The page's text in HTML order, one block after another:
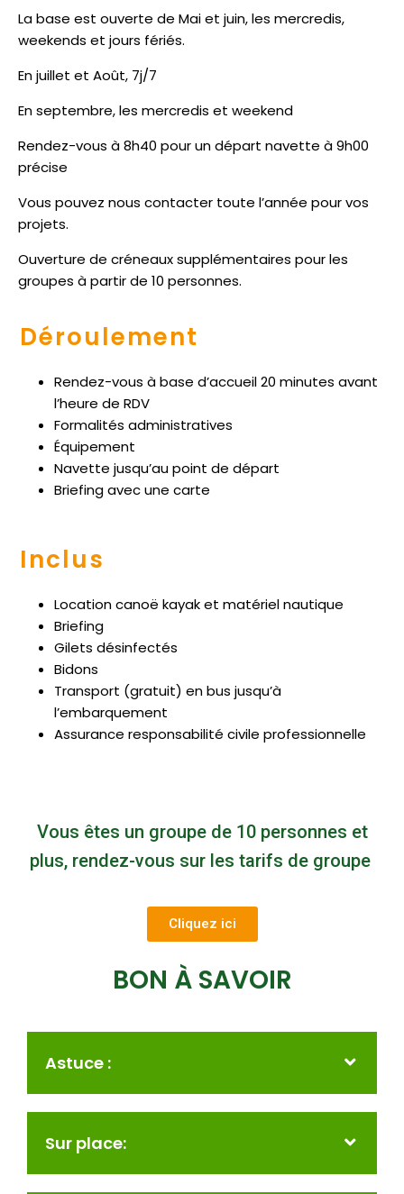
La base est ouverte de Mai et juin, les mercredis,
weekends et jours fériés.
En juillet et Août, 7j/7
En septembre, les mercredis et weekend
Rendez-vous à 8h40 pour un départ navette à 9h00
précise
Vous pouvez nous contacter toute l’année pour vos
projets.
Ouverture de créneaux supplémentaires pour les
groupes à partir de 10 personnes.
Déroulement
Rendez-vous à base d’accueil 20 minutes avant
l’heure de RDV
Formalités administratives
Équipement
Navette jusqu’au point de départ
Briefing avec une carte
Inclus
Location canoë kayak et matériel nautique
Briefing
Gilets désinfectés
Bidons
Transport (gratuit) en bus jusqu’à
l’embarquement
Assurance responsabilité civile professionnelle
Vous êtes un groupe de 10 personnes et
plus, rendez-vous sur les tarifs de groupe
Cliquez ici
BON À SAVOIR
Astuce :
Sur place: